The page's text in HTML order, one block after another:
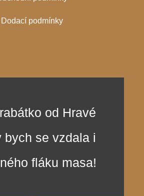
Dodací podmínky
od Hravé
bych se vzdala i
fláku masa!